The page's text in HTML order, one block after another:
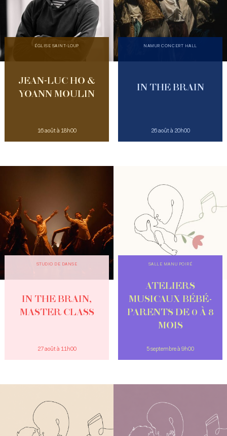
ÉGLISE SAINT-LOUP
JEAN-LUC HO &
YOANN MOULIN
16 août à 18h00
NAMUR CONCERT HALL
IN THE BRAIN
26 août à 20h00
STUDIO DE DANSE
IN THE BRAIN,
MASTER CLASS
27 août à 11h00
SALLE MANU POIRÉ
ATELIERS
MUSICAUX BÉBÉ-
PARENTS DE 0 À 8
MOIS
5 septembre à 9h00